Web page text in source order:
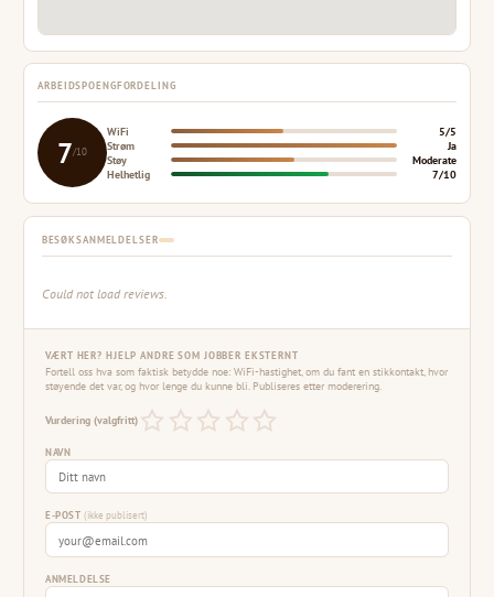
ARBEIDSPOENGFORDELING
7/10
WiFi
5/5
Strøm
Ja
Støy
Moderate
Helhetlig
7/10
BESØKSANMELDELSER
Could not load reviews.
VÆRT HER? HJELP ANDRE SOM JOBBER EKSTERNT
Fortell oss hva som faktisk betydde noe: WiFi-hastighet, om du fant en stikkontakt, hvor
støyende det var, og hvor lenge du kunne bli. Publiseres etter moderering.
Vurdering (valgfritt)
NAVN
E-POST(ikke publisert)
ANMELDELSE